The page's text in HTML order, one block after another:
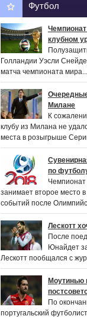
Футбол
клубном
Голландии Уэсли
матча чемпионата мира...
Милане
К
клубу из Милана не
места в розыгрыше
по
занимает второе место
событий после
Лескотт
После
Юнайдет
Лескотт пообщался с
Моутинью
По
португальский